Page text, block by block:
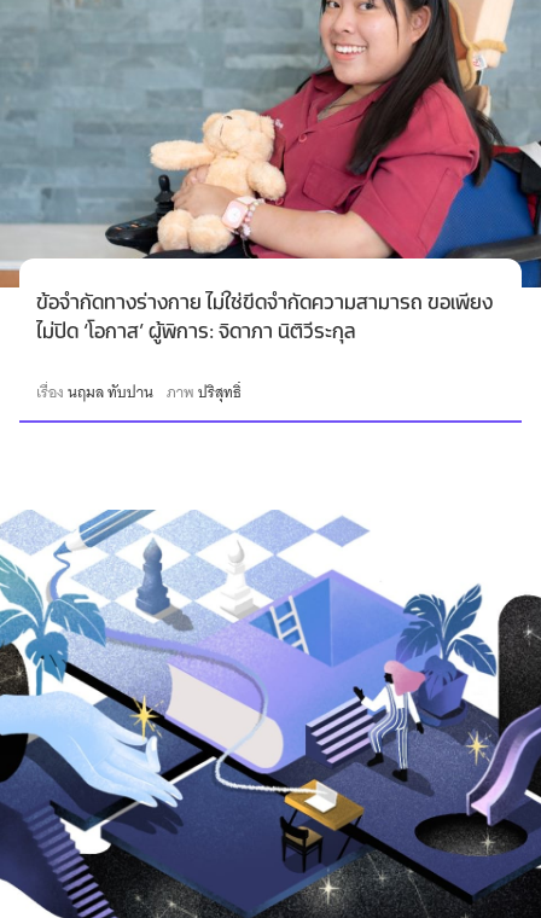
ข้อจำกัดทางร่างกาย ไม่ใช่ขีดจำกัดความสามารถ ขอเพียง
ไม่ปิด ‘โอกาส’ ผู้พิการ: จิดาภา นิติวีระกุล
เรื่องนฤมล ทับปาน ภาพปริสุทธิ์